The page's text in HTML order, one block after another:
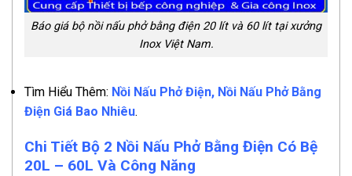
Báo giá bộ nồi nấu phở bằng điện 20 lít và 60 lít tại xưởng
Inox Việt Nam.
Tìm Hiểu Thêm: Nồi Nấu Phở Điện, Nồi Nấu Phở Bằng
Điện Giá Bao Nhiêu.
Chi Tiết Bộ 2 Nồi Nấu Phở Bằng Điện Có Bệ
20L – 60L Và Công Năng